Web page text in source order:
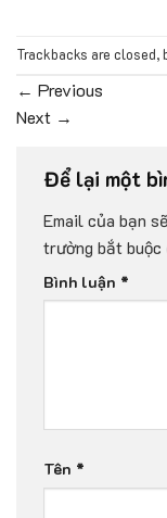
Trackbacks are closed,
← Previous
Next →
Để lại một
Email của bạn
trường bắt buộc
Bình luận *
Tên *